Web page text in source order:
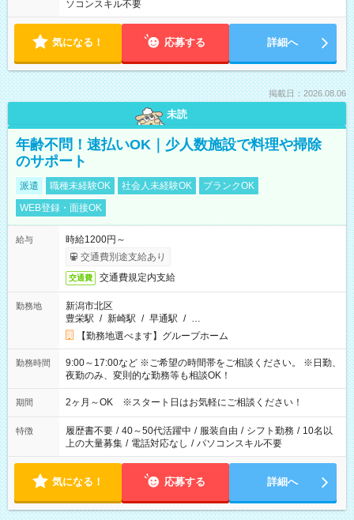
ソコンスキル不要
気になる！ 応募する 詳細へ
掲載日：2026.08.06
未読
年齢不問！速払いOK｜少人数施設で料理や掃除
のサポート
派遣 職種未経験OK 社会人未経験OK
ブランクOK
WEB登録・面接OK
給与
時給1200円～
交通費別途支給あり
交通費 交通費規定内支給
勤務地
新潟市北区
豊栄駅 / 新崎駅 / 早通駅 / …
【勤務地選べます】グループホーム
勤務時間
9:00～17:00など ※ご希望の時間帯をご相談ください。 ※日勤、
夜勤のみ、変則的な勤務等も相談OK！
期間 2ヶ月～OK ※スタート日はお気軽にご相談ください！
特徴 履歴書不要 / 40～50代活躍中 / 服装自由 / シフト勤務 / 10名以
上の大量募集 / 電話対応なし / パソコンスキル不要
気になる！ 応募する 詳細へ